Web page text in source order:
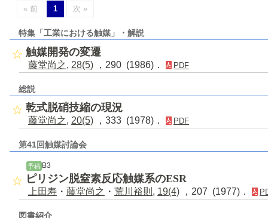
« 前 1 次 »
特集「工業における触媒」・解説
触媒開発の変遷
藤堂尚之, 28(5) ，290 (1986)． PDF
総説
乾式脱硝技縮の現況
藤堂尚之, 20(5) ，333 (1978)． PDF
第41回触媒討論会
予稿B3
ピリジン脱窒素反応触媒系のESR
上田寿 ・ 藤堂尚之 ・ 荒川裕則 , 19(4) ，207 (1977)．
図書紹介